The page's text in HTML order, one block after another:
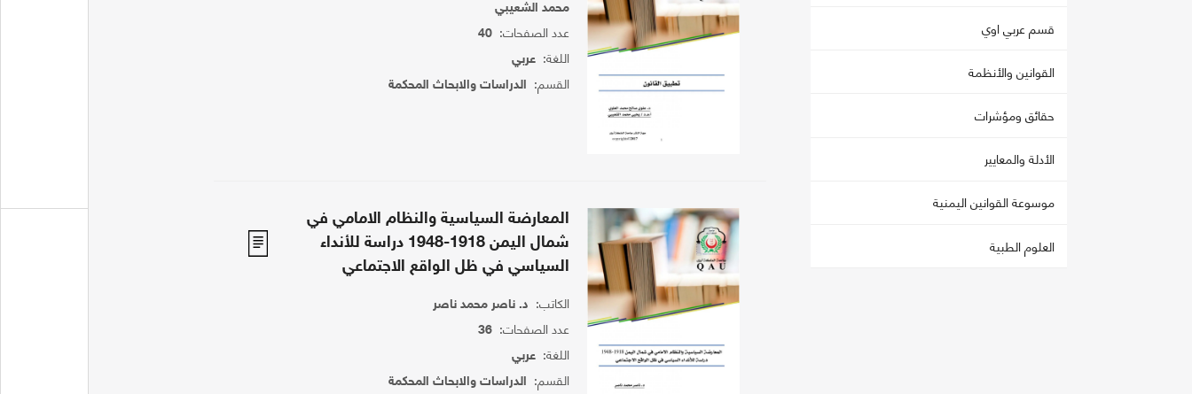
قسم عربي اوي
القوانين والأنظمة
حقائق ومؤشرات
الأدلة والمعايير
موسوعة القوانين اليمنية
العلوم الطبية
محمد الشعيبي
عدد الصفحات:40
اللغة:عربي
القسم: الدراسات والابحاث المحكمة
المعارضة السياسية والنظام الامامي في
شمال اليمن 1918-1948 دراسة للأنداء
السياسي في ظل الواقع الاجتماعي
الكاتب: د. ناصر محمد ناصر
عدد الصفحات:36
اللغة:عربي
القسم: الدراسات والابحاث المحكمة